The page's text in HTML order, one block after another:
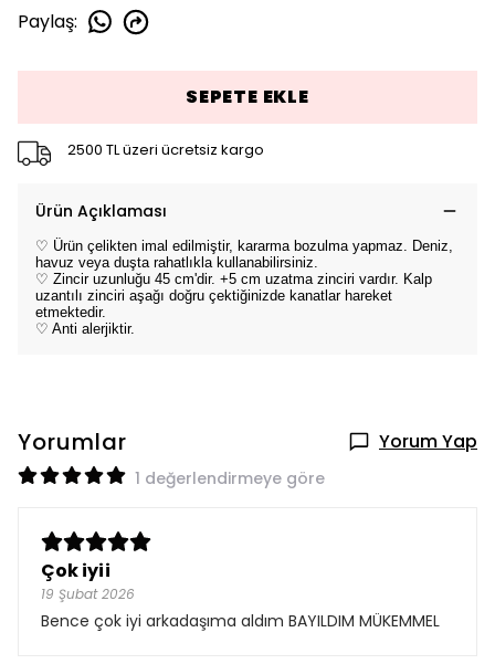
Paylaş:
SEPETE EKLE
2500 TL üzeri ücretsiz kargo
Ürün Açıklaması
♡ Ürün çelikten imal edilmiştir, kararma bozulma yapmaz. Deniz,
havuz veya duşta rahatlıkla kullanabilirsiniz.
♡ Zincir uzunluğu 45 cm'dir. +5 cm uzatma zinciri vardır. Kalp
uzantılı zinciri aşağı doğru çektiğinizde kanatlar hareket
etmektedir.
♡ Anti alerjiktir.
Yorumlar Yorum Yap
1 değerlendirmeye göre
Çok iyii
19 Şubat 2026
Bence çok iyi arkadaşıma aldım BAYILDIM MÜKEMMEL